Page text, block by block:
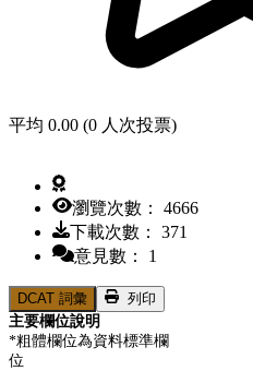
平均 0.00 (0 人次投票)
瀏覽次數： 4666
下載次數： 371
意見數： 1
DCAT 詞彙
列印
主要欄位說明
*粗體欄位為資料標準欄
位